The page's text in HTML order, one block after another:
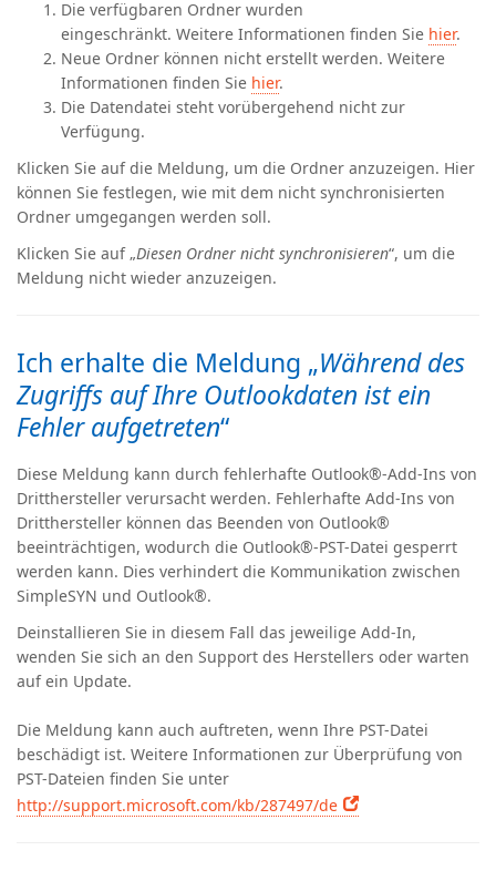
Die verfügbaren Ordner wurden
eingeschränkt. Weitere Informationen finden Sie hier.
Neue Ordner können nicht erstellt werden. Weitere
Informationen finden Sie hier.
Die Datendatei steht vorübergehend nicht zur
Verfügung.
Klicken Sie auf die Meldung, um die Ordner anzuzeigen. Hier
können Sie festlegen, wie mit dem nicht synchronisierten
Ordner umgegangen werden soll.
Klicken Sie auf „Diesen Ordner nicht synchronisieren“, um die
Meldung nicht wieder anzuzeigen.
Ich erhalte die Meldung „Während des
Zugriffs auf Ihre Outlookdaten ist ein
Fehler aufgetreten“
Diese Meldung kann durch fehlerhafte Outlook®-Add-Ins von
Dritthersteller verursacht werden. Fehlerhafte Add-Ins von
Dritthersteller können das Beenden von Outlook®
beeinträchtigen, wodurch die Outlook®-PST-Datei gesperrt
werden kann. Dies verhindert die Kommunikation zwischen
SimpleSYN und Outlook®.
Deinstallieren Sie in diesem Fall das jeweilige Add-In,
wenden Sie sich an den Support des Herstellers oder warten
auf ein Update.
Die Meldung kann auch auftreten, wenn Ihre PST-Datei
beschädigt ist. Weitere Informationen zur Überprüfung von
PST-Dateien finden Sie unter
http://support.microsoft.com/kb/287497/de